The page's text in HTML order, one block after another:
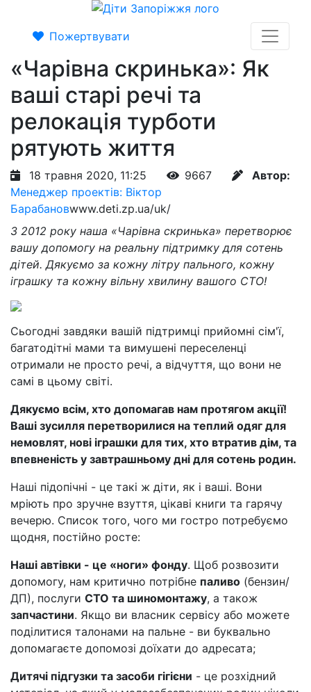
Пожертвувати
«Чарівна скринька»: Як
ваші старі речі та
релокація турботи
рятують життя
18 травня 2020, 11:25 9667
Автор:
Менеджер проектів: Віктор
Барабановwww.deti.zp.ua/uk/
З 2012 року наша «Чарівна скринька» перетворює
вашу допомогу на реальну підтримку для сотень
дітей. Дякуємо за кожну літру пального, кожну
іграшку та кожну вільну хвилину вашого СТО!
Сьогодні завдяки вашій підтримці прийомні сім'ї,
багатодітні мами та вимушені переселенці
отримали не просто речі, а відчуття, що вони не
самі в цьому світі.
Дякуємо всім, хто допомагав нам протягом акції!
Ваші зусилля перетворилися на теплий одяг для
немовлят, нові іграшки для тих, хто втратив дім, та
впевненість у завтрашньому дні для сотень родин.
Наші підопічні - це такі ж діти, як і ваші. Вони
мріють про зручне взуття, цікаві книги та гарячу
вечерю. Список того, чого ми гостро потребуємо
щодня, постійно росте:
Наші автівки - це «ноги» фонду. Щоб розвозити
допомогу, нам критично потрібне паливо (бензин/
ДП), послуги СТО та шиномонтажу, а також
запчастини. Якщо ви власник сервісу або можете
поділитися талонами на пальне - ви буквально
допомагаєте допомозі доїхати до адресата;
Дитячі підгузки та засоби гігієни - це розхідний